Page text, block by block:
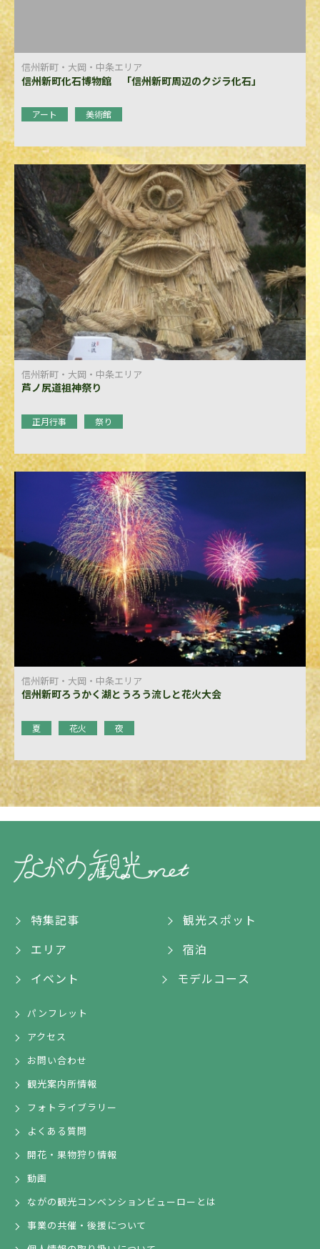
信州新町・大岡・中条エリア
信州新町化石博物館 「信州新町周辺のクジラ化石」
アート 美術館
信州新町・大岡・中条エリア
芦ノ尻道祖神祭り
正月行事 祭り
信州新町・大岡・中条エリア
信州新町ろうかく湖とうろう流しと花火大会
夏 花火 夜
特集記事
観光スポット
エリア
宿泊
イベント
モデルコース
パンフレット
アクセス
お問い合わせ
観光案内所情報
フォトライブラリー
よくある質問
開花・果物狩り情報
動画
ながの観光コンベンションビューローとは
事業の共催・後援について